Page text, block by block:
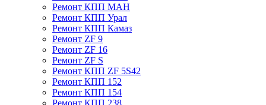
Ремонт КПП МАН
Ремонт КПП Урал
Ремонт КПП Камаз
Ремонт ZF 9
Ремонт ZF 16
Ремонт ZF S
Ремонт КПП ZF 5S42
Ремонт КПП 152
Ремонт КПП 154
Ремонт КПП 238